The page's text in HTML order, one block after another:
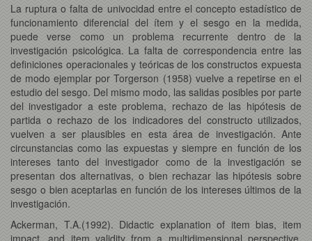
La ruptura o falta de univocidad entre el concepto estadístico de
funcionamiento diferencial del ítem y el sesgo en la medida,
puede verse como un problema recurrente dentro de la
investigación psicológica. La falta de correspondencia entre las
definiciones operacionales y teóricas de los constructos expuesta
de modo ejemplar por Torgerson (1958) vuelve a repetirse en el
estudio del sesgo. Del mismo modo, las salidas posibles por parte
del investigador a este problema, rechazo de las hipótesis de
partida o rechazo de los indicadores del constructo utilizados,
vuelven a ser plausibles en esta área de investigación. Ante
circunstancias como las expuestas y siempre en función de los
intereses tanto del investigador como de la investigación se
presentan dos alternativas, o bien rechazar las hipótesis sobre
sesgo o bien aceptarlas en función de los intereses últimos de la
investigación.
Ackerman, T.A.(1992). Didactic explanation of item bias, item
impact, and item validity from a multidimensional perspective.